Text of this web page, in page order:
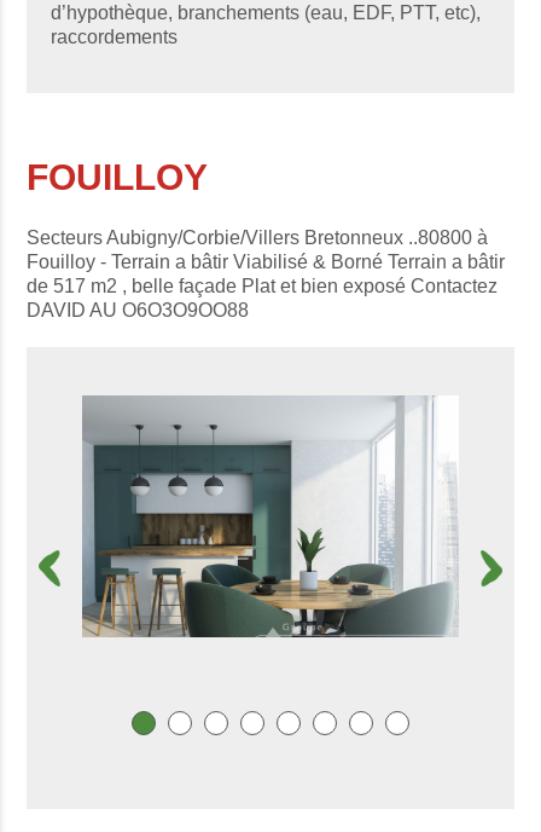
FOUILLOY
Secteurs Aubigny/Corbie/Villers Bretonneux ..80800 à
Fouilloy - Terrain a bâtir Viabilisé & Borné Terrain a bâtir
de 517 m2 , belle façade Plat et bien exposé Contactez
DAVID AU O6O3O9OO88
d’hypothèque, branchements (eau, EDF, PTT, etc),
raccordements